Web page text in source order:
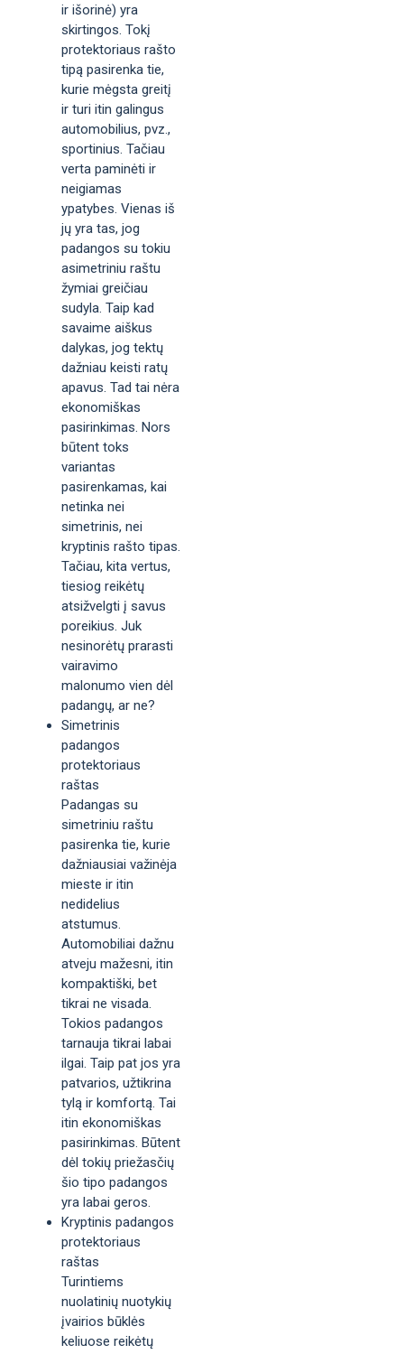
ir išorinė) yra
skirtingos. Tokį
protektoriaus rašto
tipą pasirenka tie,
kurie mėgsta greitį
ir turi itin galingus
automobilius, pvz.,
sportinius. Tačiau
verta paminėti ir
neigiamas
ypatybes. Vienas iš
jų yra tas, jog
padangos su tokiu
asimetriniu raštu
žymiai greičiau
sudyla. Taip kad
savaime aiškus
dalykas, jog tektų
dažniau keisti ratų
apavus. Tad tai nėra
ekonomiškas
pasirinkimas. Nors
būtent toks
variantas
pasirenkamas, kai
netinka nei
simetrinis, nei
kryptinis rašto tipas.
Tačiau, kita vertus,
tiesiog reikėtų
atsižvelgti į savus
poreikius. Juk
nesinorėtų prarasti
vairavimo
malonumo vien dėl
padangų, ar ne?
Simetrinis
padangos
protektoriaus
raštas
Padangas su
simetriniu raštu
pasirenka tie, kurie
dažniausiai važinėja
mieste ir itin
nedidelius
atstumus.
Automobiliai dažnu
atveju mažesni, itin
kompaktiški, bet
tikrai ne visada.
Tokios padangos
tarnauja tikrai labai
ilgai. Taip pat jos yra
patvarios, užtikrina
tylą ir komfortą. Tai
itin ekonomiškas
pasirinkimas. Būtent
dėl tokių priežasčių
šio tipo padangos
yra labai geros.
Kryptinis padangos
protektoriaus
raštas
Turintiems
nuolatinių nuotykių
įvairios būklės
keliuose reikėtų